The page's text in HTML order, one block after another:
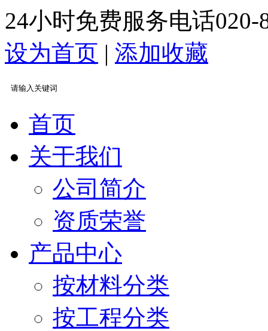
24小时免费服务电话020-
设为首页 | 添加收藏
首页
关于我们
公司简介
资质荣誉
产品中心
按材料分类
按工程分类